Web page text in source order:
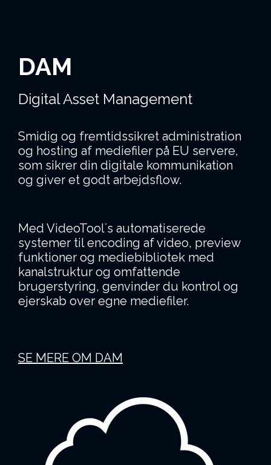
DAM
Digital Asset Management
Smidig og fremtidssikret administration
og hosting af mediefiler på EU servere,
som sikrer din digitale kommunikation
og giver et godt arbejdsflow.
Med VideoTool´s automatiserede
systemer til encoding af video, preview
funktioner og mediebibliotek med
kanalstruktur og omfattende
brugerstyring, genvinder du kontrol og
ejerskab over egne mediefiler.
SE MERE OM DAM